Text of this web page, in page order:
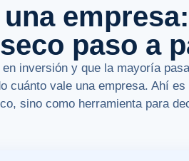
paso a
inversión y que la mayoría
cuánto vale una empresa. Ahí
sino como herramienta para